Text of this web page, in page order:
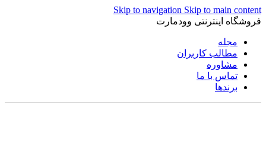
Skip to navigation Skip to main content
فروشگاه اینترنتی وودمارت
مجله
مطالب کاربران
مشاوره
تماس با ما
برندها